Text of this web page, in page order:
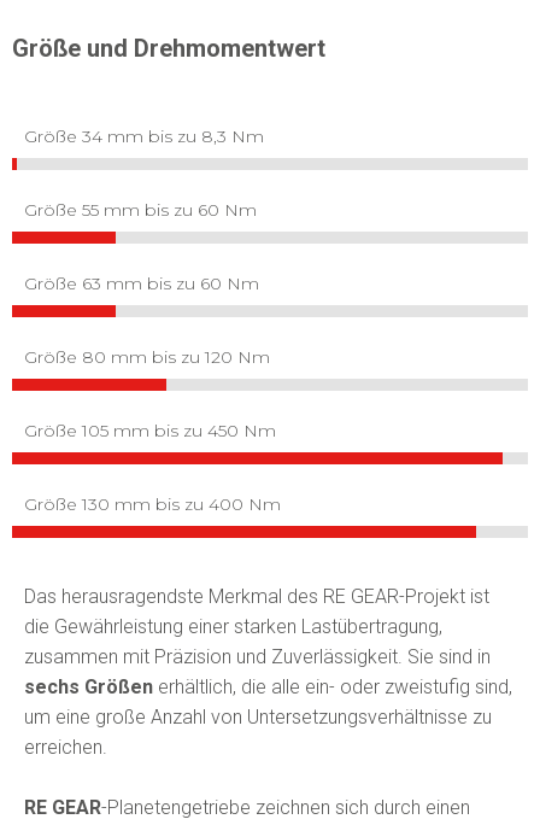
Größe und Drehmomentwert
Größe 34 mm bis zu 8,3 Nm
Größe 55 mm bis zu 60 Nm
Größe 63 mm bis zu 60 Nm
Größe 80 mm bis zu 120 Nm
Größe 105 mm bis zu 450 Nm
Größe 130 mm bis zu 400 Nm
Das herausragendste Merkmal des RE GEAR-Projekt ist
die Gewährleistung einer starken Lastübertragung,
zusammen mit Präzision und Zuverlässigkeit. Sie sind in
sechs Größen erhältlich, die alle ein- oder zweistufig sind,
um eine große Anzahl von Untersetzungsverhältnisse zu
erreichen.
RE GEAR-Planetengetriebe zeichnen sich durch einen